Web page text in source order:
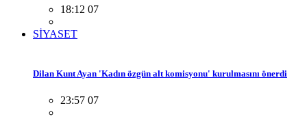
18:12 07
SİYASET
Dilan Kunt Ayan 'Kadın özgün alt komisyonu' kurulmasını önerdi
23:57 07